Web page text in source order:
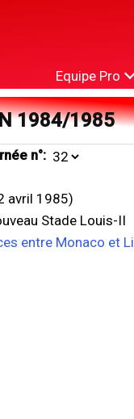
Equipe Pro
1984/1985
n°:
avril 1985)
Stade Louis-II
entre Monaco et